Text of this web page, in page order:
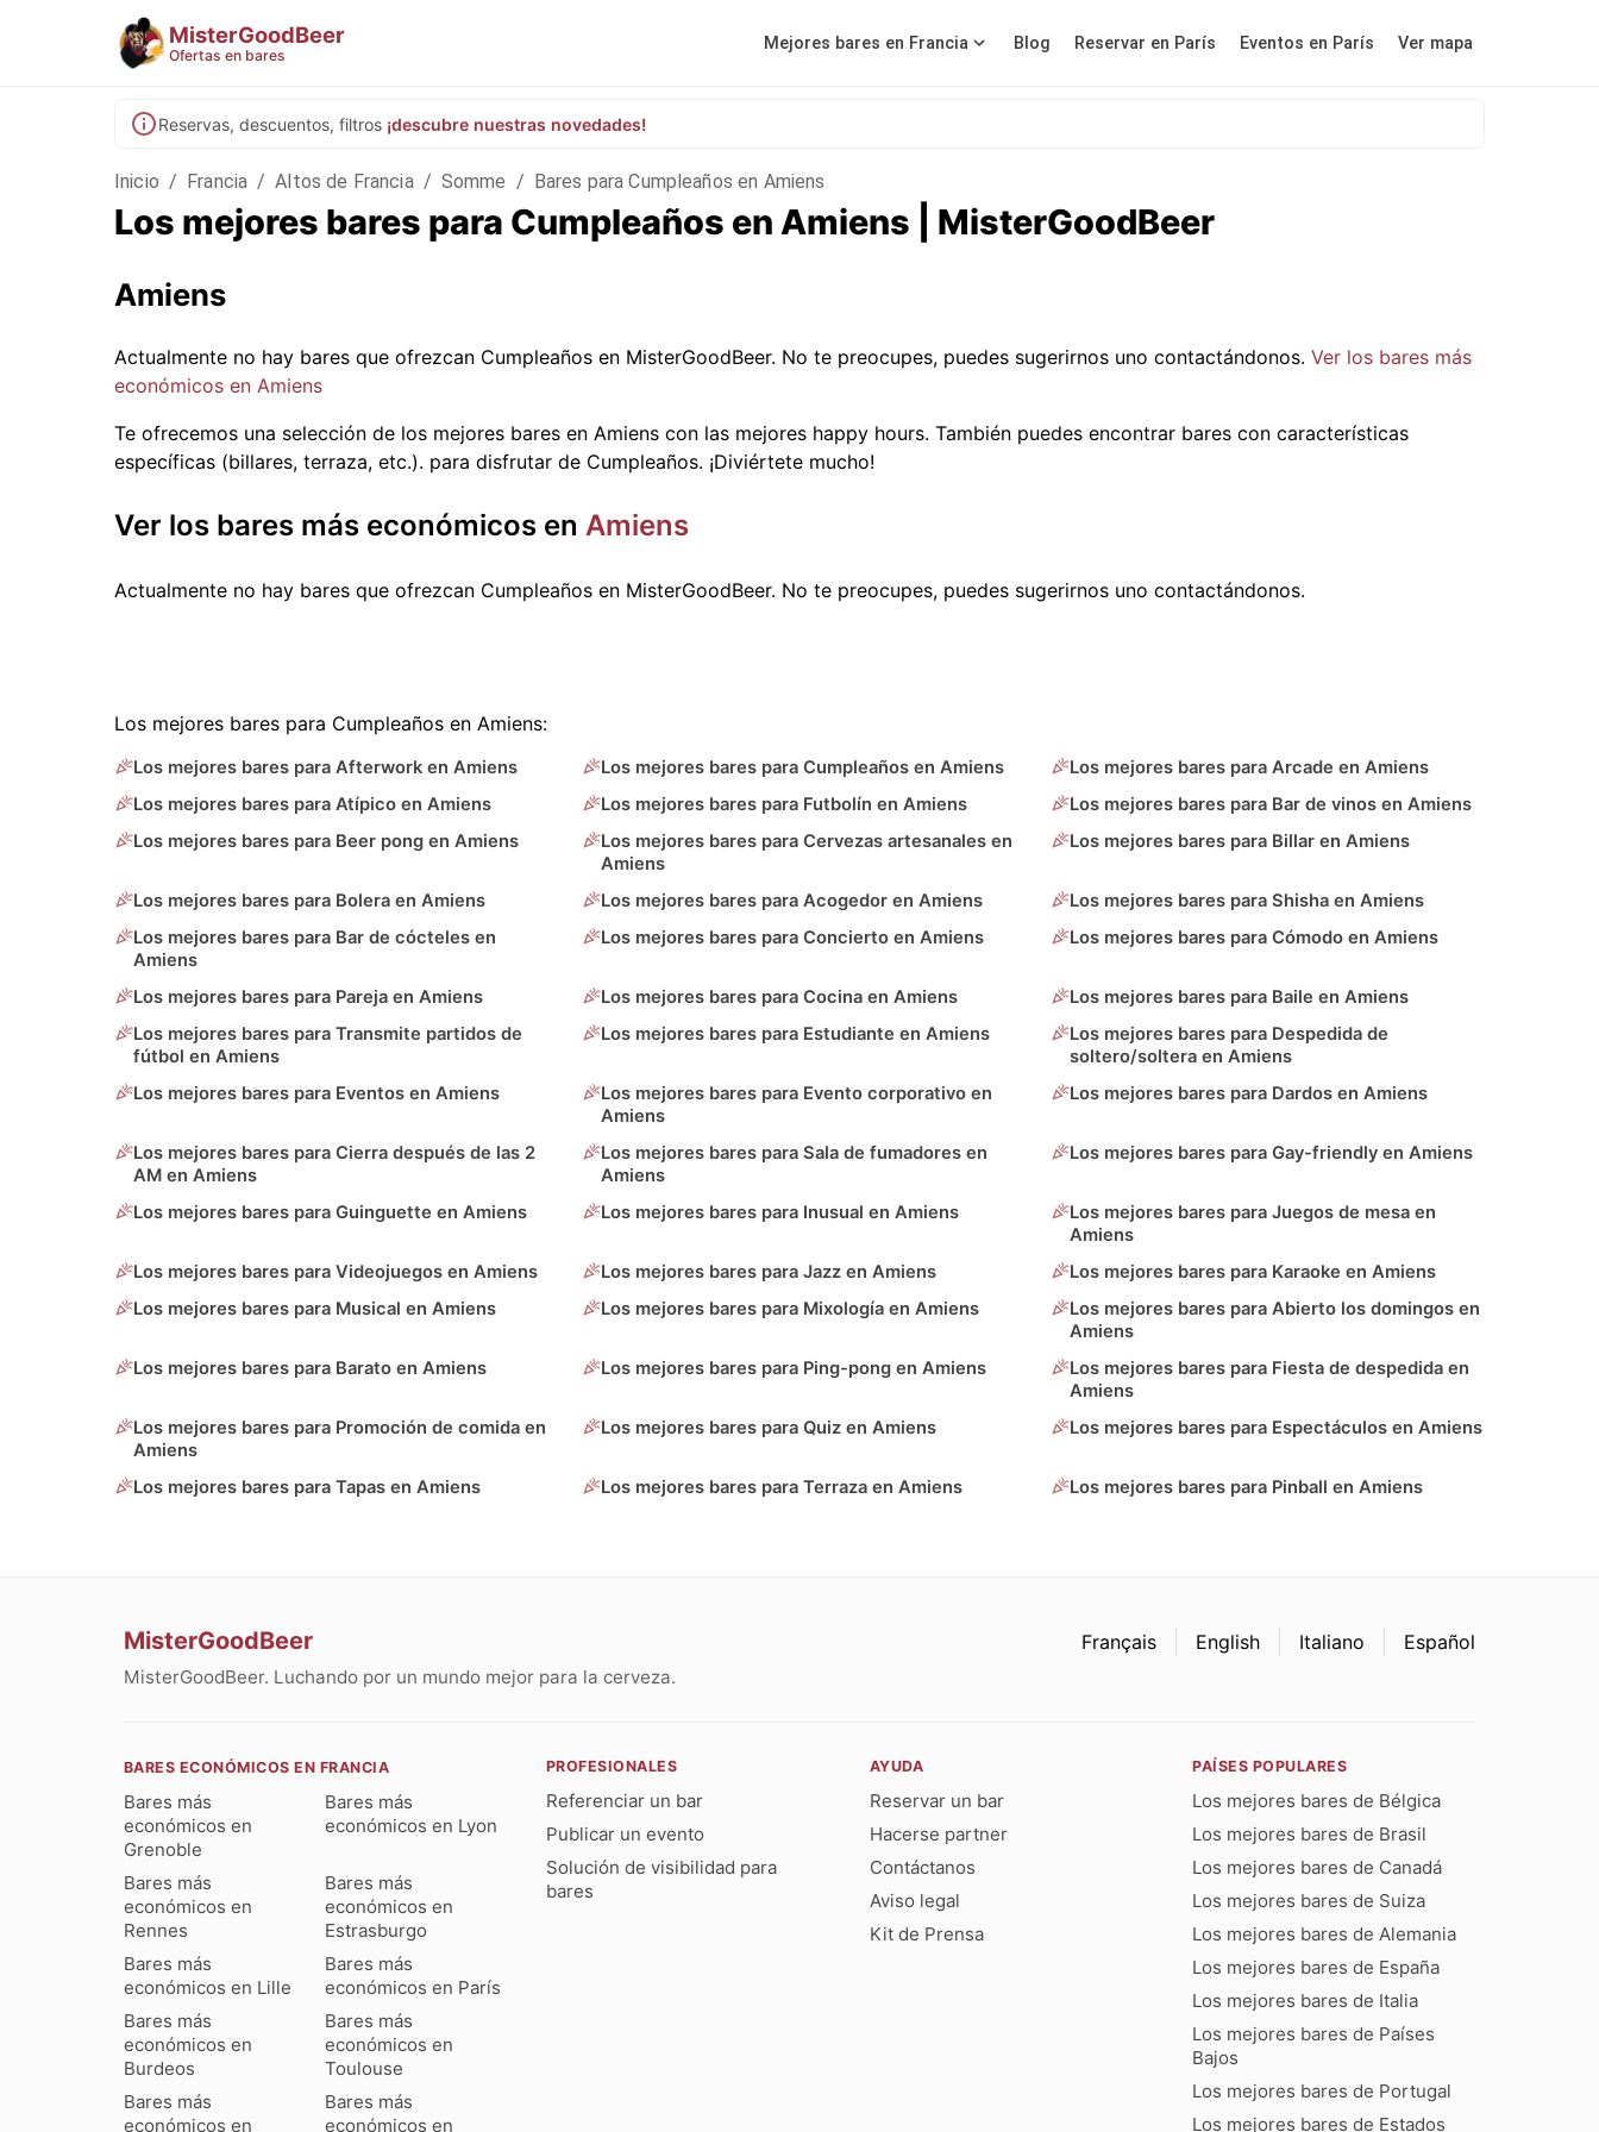
MisterGoodBeer
Ofertas en bares
Mejores bares en Francia Blog Reservar en París Eventos en París Ver mapa
Reservas, descuentos, filtros ¡descubre nuestras novedades!
Inicio / Francia / Altos de Francia / Somme / Bares para Cumpleaños en Amiens
Los mejores bares para Cumpleaños en Amiens | MisterGoodBeer
Amiens
Actualmente no hay bares que ofrezcan Cumpleaños en MisterGoodBeer. No te preocupes, puedes sugerirnos uno contactándonos. Ver los bares más
económicos en Amiens
Te ofrecemos una selección de los mejores bares en Amiens con las mejores happy hours. También puedes encontrar bares con características
específicas (billares, terraza, etc.). para disfrutar de Cumpleaños. ¡Diviértete mucho!
Ver los bares más económicos en Amiens
Actualmente no hay bares que ofrezcan Cumpleaños en MisterGoodBeer. No te preocupes, puedes sugerirnos uno contactándonos.
Los mejores bares para Cumpleaños en Amiens:
Los mejores bares para Afterwork en Amiens Los mejores bares para Cumpleaños en Amiens
Los mejores bares para Arcade en Amiens
Los mejores bares para Atípico en Amiens
Los mejores bares para Futbolín en Amiens
Los mejores bares para Bar de vinos en Amiens
Los mejores bares para Beer pong en Amiens
Los mejores bares para Cervezas artesanales en
Amiens
Los mejores bares para Billar en Amiens
Los mejores bares para Bolera en Amiens Los mejores bares para Acogedor en Amiens
Los mejores bares para Shisha en Amiens
Los mejores bares para Bar de cócteles en
Amiens
Los mejores bares para Concierto en Amiens Los mejores bares para Cómodo en Amiens
Los mejores bares para Pareja en Amiens Los mejores bares para Cocina en Amiens
Los mejores bares para Baile en Amiens
Los mejores bares para Transmite partidos de
fútbol en Amiens
Los mejores bares para Estudiante en Amiens
Los mejores bares para Despedida de
soltero/soltera en Amiens
Los mejores bares para Eventos en Amiens
Los mejores bares para Evento corporativo en
Amiens
Los mejores bares para Dardos en Amiens
Los mejores bares para Cierra después de las 2
AM en Amiens
Los mejores bares para Sala de fumadores en
Amiens
Los mejores bares para Gay-friendly en Amiens
Los mejores bares para Guinguette en Amiens Los mejores bares para Inusual en Amiens
Los mejores bares para Juegos de mesa en
Amiens
Los mejores bares para Videojuegos en Amiens
Los mejores bares para Jazz en Amiens
Los mejores bares para Karaoke en Amiens
Los mejores bares para Musical en Amiens
Los mejores bares para Mixología en Amiens
Los mejores bares para Abierto los domingos en
Amiens
Los mejores bares para Barato en Amiens
Los mejores bares para Ping-pong en Amiens
Los mejores bares para Fiesta de despedida en
Amiens
Los mejores bares para Promoción de comida en
Amiens
Los mejores bares para Quiz en Amiens Los mejores bares para Espectáculos en Amiens
Los mejores bares para Tapas en Amiens Los mejores bares para Terraza en Amiens Los mejores bares para Pinball en Amiens
MisterGoodBeer
MisterGoodBeer. Luchando por un mundo mejor para la cerveza.
Français English Italiano Español
BARES ECONÓMICOS EN FRANCIA
Bares más
económicos en
Grenoble
Bares más
económicos en Lyon
Bares más
económicos en
Rennes
Bares más
económicos en
Estrasburgo
Bares más
económicos en Lille
Bares más
económicos en París
Bares más
económicos en
Burdeos
Bares más
económicos en
Toulouse
Bares más
económicos en
Bares más
económicos en
PROFESIONALES
Referenciar un bar
Publicar un evento
Solución de visibilidad para
bares
AYUDA
Reservar un bar
Hacerse partner
Contáctanos
Aviso legal
Kit de Prensa
PAÍSES POPULARES
Los mejores bares de Bélgica
Los mejores bares de Brasil
Los mejores bares de Canadá
Los mejores bares de Suiza
Los mejores bares de Alemania
Los mejores bares de España
Los mejores bares de Italia
Los mejores bares de Países
Bajos
Los mejores bares de Portugal
Los mejores bares de Estados